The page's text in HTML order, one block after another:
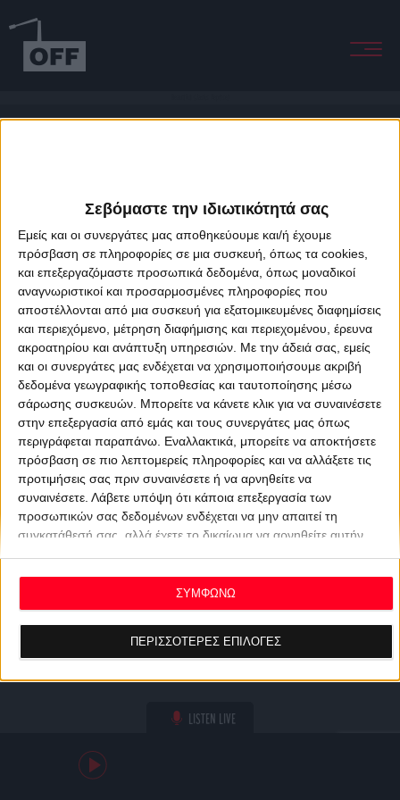
Σεβόμαστε την ιδιωτικότητά σας
Εμείς και οι συνεργάτες μας αποθηκεύουμε και/ή έχουμε
πρόσβαση σε πληροφορίες σε μια συσκευή, όπως τα cookies,
και επεξεργαζόμαστε προσωπικά δεδομένα, όπως μοναδικοί
αναγνωριστικοί και προσαρμοσμένες πληροφορίες που
αποστέλλονται από μια συσκευή για εξατομικευμένες διαφημίσεις
και περιεχόμενο, μέτρηση διαφήμισης και περιεχομένου, έρευνα
ακροατηρίου και ανάπτυξη υπηρεσιών. Με την άδειά σας, εμείς
και οι συνεργάτες μας ενδέχεται να χρησιμοποιήσουμε ακριβή
δεδομένα γεωγραφικής τοποθεσίας και ταυτοποίησης μέσω
σάρωσης συσκευών. Μπορείτε να κάνετε κλικ για να συναινέσετε
στην επεξεργασία από εμάς και τους συνεργάτες μας όπως
περιγράφεται παραπάνω. Εναλλακτικά, μπορείτε να αποκτήσετε
πρόσβαση σε πιο λεπτομερείς πληροφορίες και να αλλάξετε τις
προτιμήσεις σας πριν συναινέσετε ή να αρνηθείτε να
συναινέσετε. Λάβετε υπόψη ότι κάποια επεξεργασία των
προσωπικών σας δεδομένων ενδέχεται να μην απαιτεί τη
συγκατάθεσή σας, αλλά έχετε το δικαίωμα να αρνηθείτε αυτήν
ανακαλέσετε τη συγκατάθεσή σας ανά πάσα στιγμή
επιστρέφοντας σε αυτόν τον ιστότοπο και κάνοντας κλικ στο
κουμπί "Απορρήτου" στο κάτω μέρος της ιστοσελίδας.
ΠΕΡΙΣΣΟΤΕΡΕΣ ΕΠΙΛΟΓΕΣ
ΣΥΜΦΩΝΩ
LISTEN LIVE
About Offradio Business Class Terms & Conditions
Privacy Policy
Designed & developed byporcupine colors&Fotis Alexandrou